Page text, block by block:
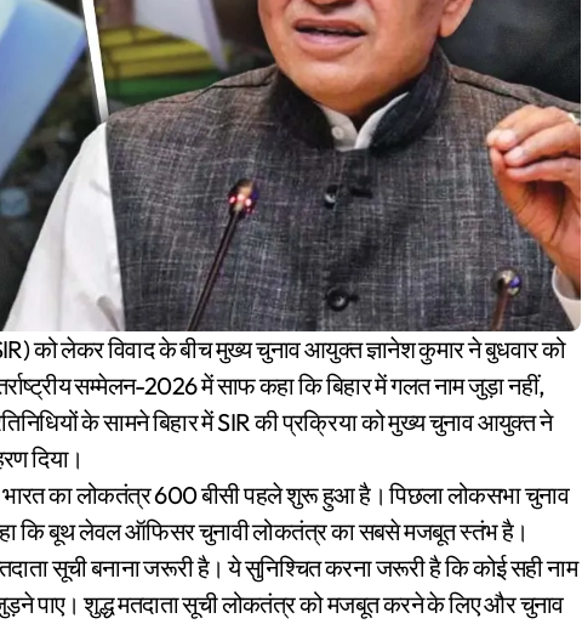
सम्मेलन-2026 में साफ कहा कि बिहार में गलत नाम जुड़ा नहीं,
के सामने बिहार में SIR की प्रक्रिया को मुख्य चुनाव आयुक्त ने
दिया।
का लोकतंत्र 600 बीसी पहले शुरू हुआ है। पिछला लोकसभा चुनाव
कि बूथ लेवल ऑफिसर चुनावी लोकतंत्र का सबसे मजबूत स्तंभ है।
सूची बनाना जरूरी है। ये सुनिश्चित करना जरूरी है कि कोई सही नाम
पाए। शुद्ध मतदाता सूची लोकतंत्र को मजबूत करने के लिए और चुनाव